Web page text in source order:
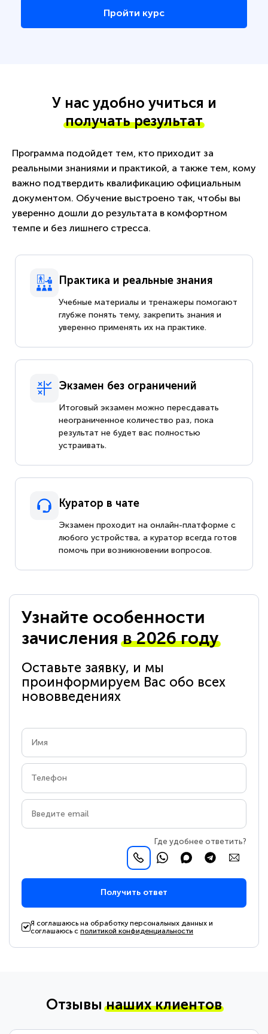
Пройти курс
У нас удобно учиться и
получать результат
Программа подойдет тем, кто приходит за
реальными знаниями и практикой, а также тем, кому
важно подтвердить квалификацию официальным
документом. Обучение выстроено так, чтобы вы
уверенно дошли до результата в комфортном
темпе и без лишнего стресса.
Практика и реальные знания
Учебные материалы и тренажеры помогают
глубже понять тему, закрепить знания и
уверенно применять их на практике.
Экзамен без ограничений
Итоговый экзамен можно пересдавать
неограниченное количество раз, пока
результат не будет вас полностью
устраивать.
Куратор в чате
Экзамен проходит на онлайн-платформе с
любого устройства, а куратор всегда готов
помочь при возникновении вопросов.
Узнайте особенности
зачисленияв 2026 году
Оставьте заявку, и мы
проинформируем Вас обо всех
нововведениях
Где удобнее ответить?
Получить ответ
Я соглашаюсь на обработку персональных данных и
соглашаюсь сполитикой конфиденциальности
Отзывынаших клиентов